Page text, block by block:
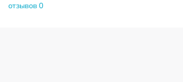
отзывов 0